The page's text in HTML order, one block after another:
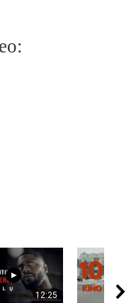
12:25